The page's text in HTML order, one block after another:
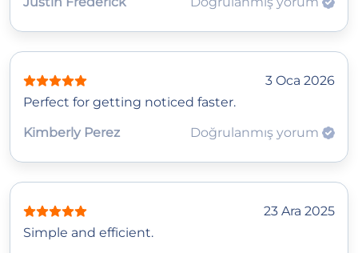
3 Oca 2026
Perfect for getting noticed faster.
Kimberly Perez
Doğrulanmış yorum
23 Ara 2025
Simple and efficient.